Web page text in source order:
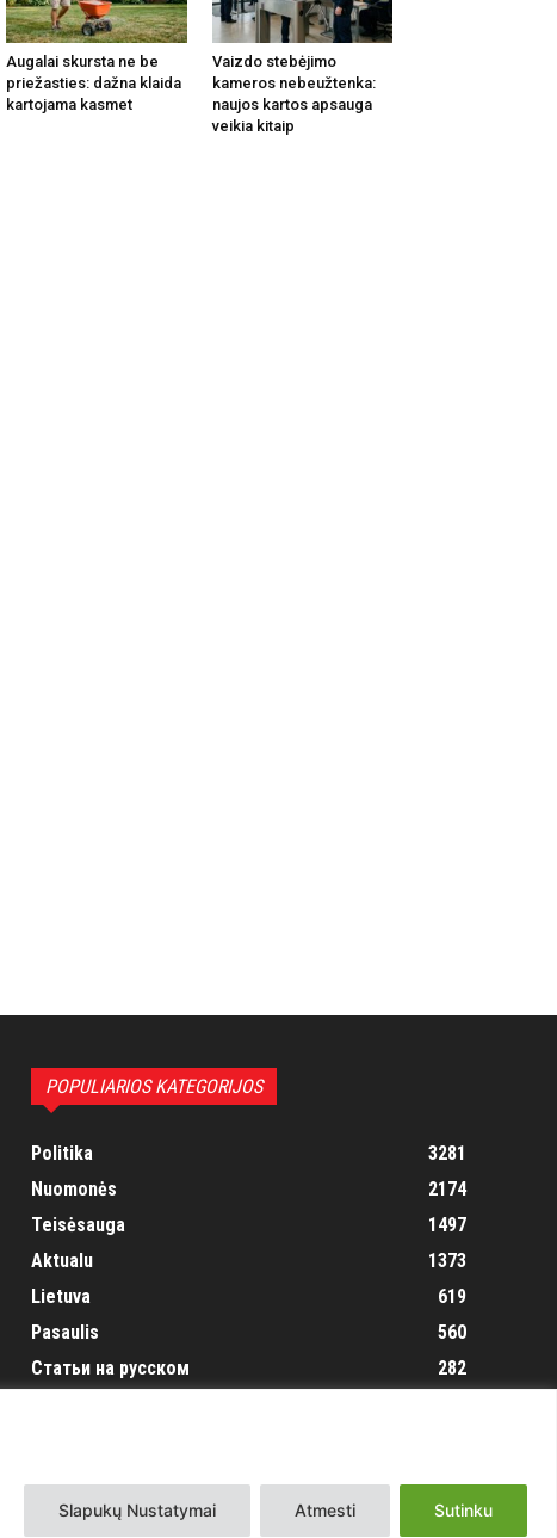
Slapukų Nustatymai Atmesti Sutinku
Augalai skursta ne be
priežasties: dažna klaida
kartojama kasmet
Vaizdo stebėjimo
kameros nebeužtenka:
naujos kartos apsauga
veikia kitaip
POPULIARIOS KATEGORIJOS
Politika
3281
Nuomonės
2174
Teisėsauga
1497
Aktualu
1373
Lietuva
619
Pasaulis
560
Статьи на русском
282